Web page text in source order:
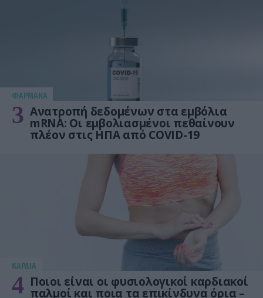
ΦΑΡΜΑΚΑ
3 Ανατροπή δεδομένων στα εμβόλια
mRNA: Οι εμβολιασμένοι πεθαίνουν
πλέον στις ΗΠΑ από COVID-19
KΑΡΔΙΑ
4 Ποιοι είναι οι φυσιολογικοί καρδιακοί
παλμοί και ποια τα επικίνδυνα όρια –